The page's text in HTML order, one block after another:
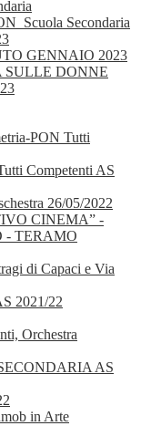
Secondaria
GENNAIO 2023
DONNE
PON Tutti
Competenti AS
26/05/2022
CINEMA” -
- TERAMO
di Capaci e Via
2021/22
Orchestra
AS
in Arte